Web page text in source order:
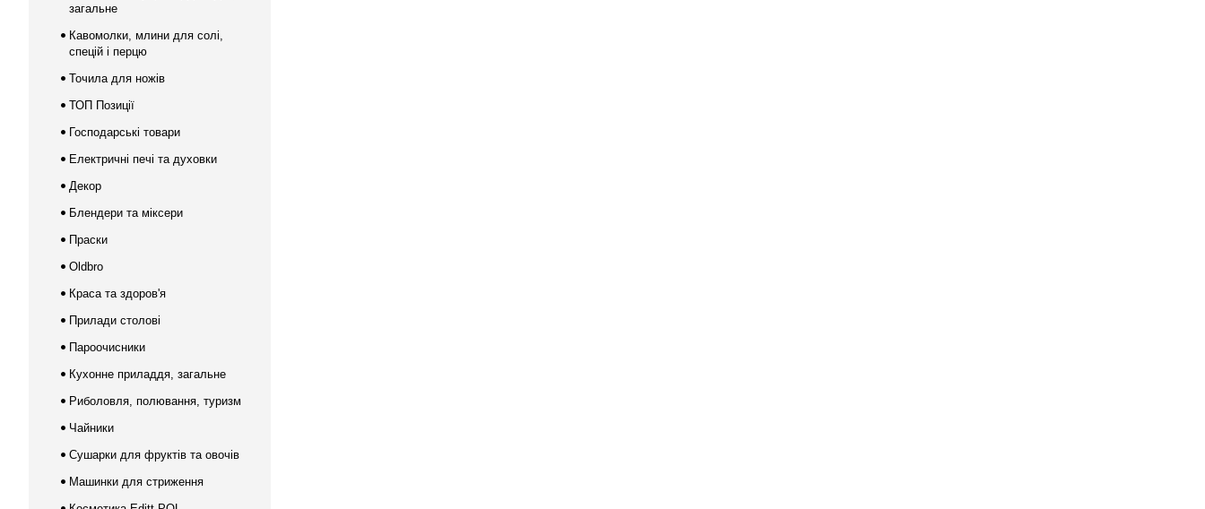
загальне
Кавомолки, млини для солі,
спецій і перцю
Точила для ножів
ТОП Позиції
Господарські товари
Електричні печі та духовки
Декор
Блендери та міксери
Праски
Oldbro
Краса та здоров'я
Прилади столові
Пароочисники
Кухонне приладдя, загальне
Риболовля, полювання, туризм
Чайники
Сушарки для фруктів та овочів
Машинки для стриження